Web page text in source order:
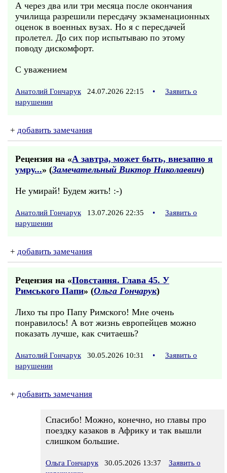
А через два или три месяца после окончания
училища разрешили пересдачу экзаменационных
оценок в военных вузах. Но я с пересдачей
пролетел. До сих пор испытываю по этому
поводу дискомфорт.
С уважением
Анатолий Гончарук 24.07.2026 22:15 •
Заявить о
нарушении
+ добавить замечания
Рецензия на «А завтра, может быть, внезапно я
умру...» (Замечательный Виктор Николаевич)
Не умирай! Будем жить! :-)
Анатолий Гончарук 13.07.2026 22:35 •
Заявить о
нарушении
+ добавить замечания
Рецензия на «Повстання. Глава 45. У
Римського Папи» (Ольга Гончарук)
Лихо ты про Папу Римского! Мне очень
понравилось! А вот жизнь европейцев можно
показать лучше, как считаешь?
Анатолий Гончарук 30.05.2026 10:31 •
Заявить о
нарушении
+ добавить замечания
Спасибо! Можно, конечно, но главы про
поездку казаков в Африку и так вышли
слишком большие.
Ольга Гончарук 30.05.2026 13:37
Заявить о